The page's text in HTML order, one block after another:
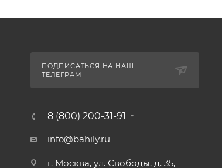
ПОДПИСАТЬСЯ НА НАШ
ТЕЛЕГРАМ
8 (800) 200-31-91
info@bahily.ru
г. Москва, ул. Свободы, д. 35,